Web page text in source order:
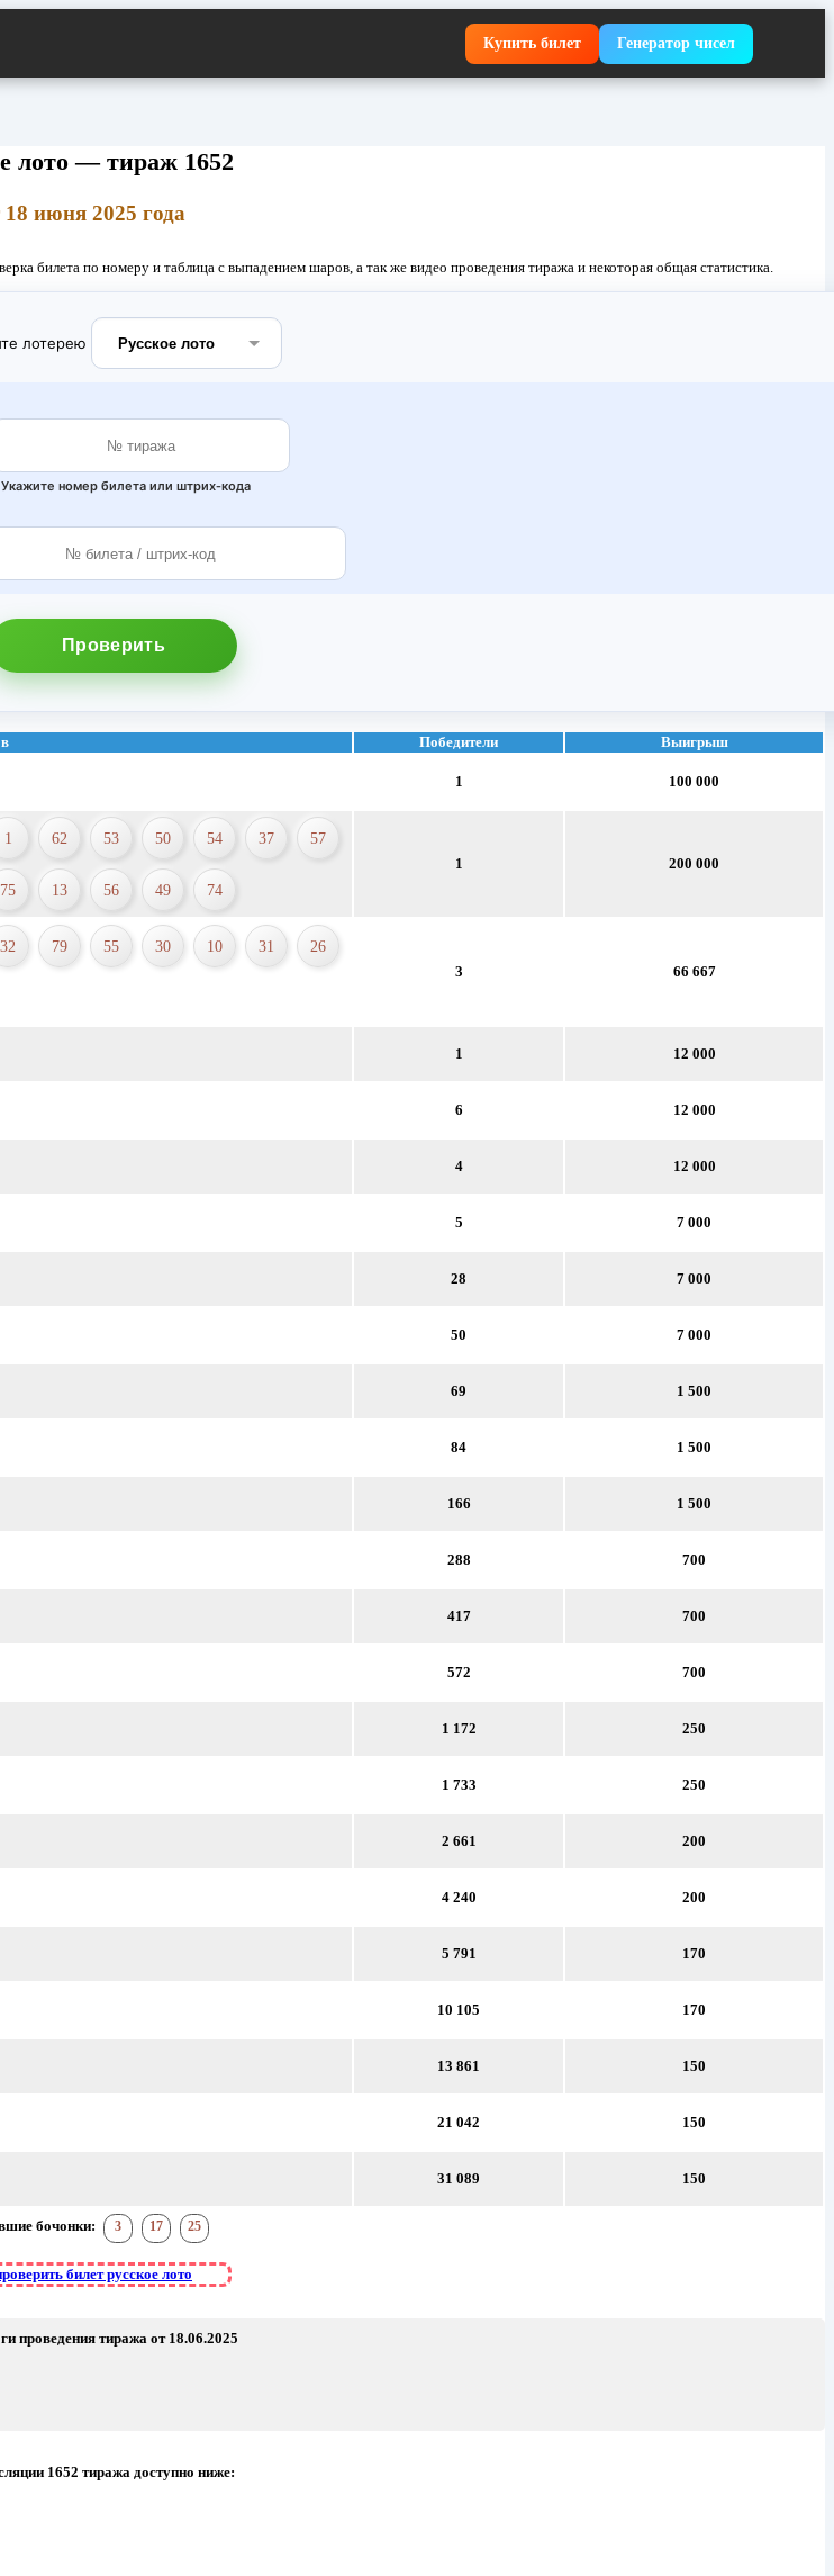
Купить билет Генератор чисел
лото — тираж 1652
июня 2025 года
билета по номеру и таблица с выпадением шаров, а так же видео проведения тиража и некоторая общая статистика.
лотерею
Укажите номер билета или штрих‑кода
Проверить
Победители Выигрыш
бочонки: 3 17 25
билет русское лото
1 100 000
1 62 53 50 54 37 57
75 13 56 49 74
1 200 000
32 79 55 30 10 31 26
3 66 667
1 12 000
6 12 000
4 12 000
5 7 000
28 7 000
50 7 000
69 1 500
84 1 500
166 1 500
288 700
417 700
572 700
1 172 250
1 733 250
2 661 200
4 240 200
5 791 170
10 105 170
13 861 150
21 042 150
31 089 150
проведения тиража от 18.06.2025
1652 тиража доступно ниже: